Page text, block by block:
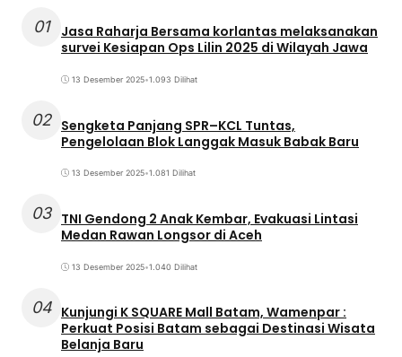
01
Jasa Raharja Bersama korlantas melaksanakan
survei Kesiapan Ops Lilin 2025 di Wilayah Jawa
13 Desember 2025•1.093 Dilihat
02 Sengketa Panjang SPR–KCL Tuntas,
Pengelolaan Blok Langgak Masuk Babak Baru
13 Desember 2025•1.081 Dilihat
03 TNI Gendong 2 Anak Kembar, Evakuasi Lintasi
Medan Rawan Longsor di Aceh
13 Desember 2025•1.040 Dilihat
04 Kunjungi K SQUARE Mall Batam, Wamenpar :
Perkuat Posisi Batam sebagai Destinasi Wisata
Belanja Baru